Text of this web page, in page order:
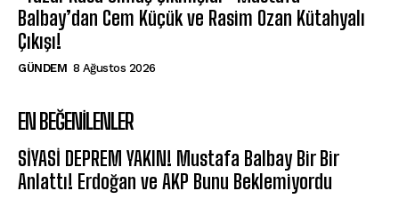
Balbay’dan Cem Küçük ve Rasim Ozan Kütahyalı
Çıkışı!
GÜNDEM 8 Ağustos 2026
EN BEĞENILENLER
SİYASİ DEPREM YAKIN! Mustafa Balbay Bir Bir
Anlattı! Erdoğan ve AKP Bunu Beklemiyordu